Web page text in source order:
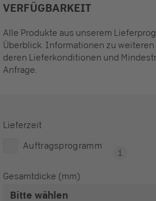
VERFÜGBARKEIT
Alle Produkte aus unserem
Überblick. Informationen zu
deren Lieferkonditionen und
Anfrage.
Lieferzeit
Auftragsprogramm
Gesamtdicke (mm)